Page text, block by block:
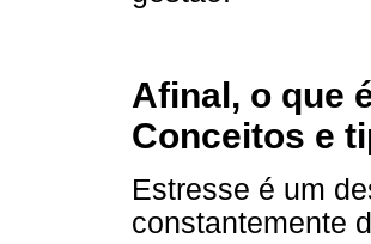
Afinal, o que
Conceitos e
Estresse é um
constantemente